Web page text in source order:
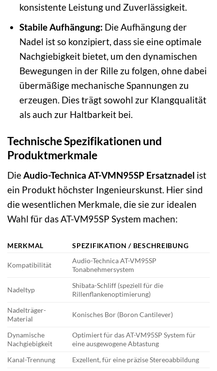
konsistente Leistung und Zuverlässigkeit.
Stabile Aufhängung: Die Aufhängung der
Nadel ist so konzipiert, dass sie eine optimale
Nachgiebigkeit bietet, um den dynamischen
Bewegungen in der Rille zu folgen, ohne dabei
übermäßige mechanische Spannungen zu
erzeugen. Dies trägt sowohl zur Klangqualität
als auch zur Haltbarkeit bei.
Technische Spezifikationen und
Produktmerkmale
DieAudio-Technica AT-VMN95SP Ersatznadel ist
ein Produkt höchster Ingenieurskunst. Hier sind
die wesentlichen Merkmale, die sie zur idealen
Wahl für das AT-VM95SP System machen:
MERKMAL SPEZIFIKATION / BESCHREIBUNG
Kompatibilität
Audio-Technica AT-VM95SP
Tonabnehmersystem
Nadeltyp
Shibata-Schliff (speziell für die
Rillenflankenoptimierung)
Nadelträger-
Material
Konisches Bor (Boron Cantilever)
Dynamische
Nachgiebigkeit
Optimiert für das AT-VM95SP System für
eine ausgewogene Abtastung
Kanal-Trennung
Exzellent, für eine präzise Stereoabbildung